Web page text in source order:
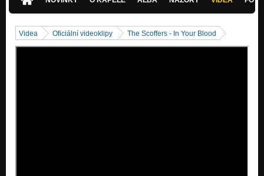
Start Again
Se7en Sins
Videa Oficiální videoklipy The Scoffers - In Your Blood